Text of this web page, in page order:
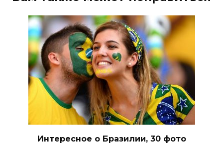
Интересное о Бразилии, 30 фото